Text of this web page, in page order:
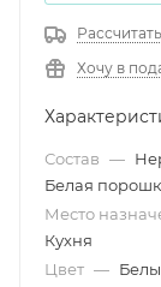
Хочу в
Состав —
Белая
Место
Кухня
Цвет —